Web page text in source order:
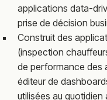
applications data-
prise de décision
Construit des
(inspection
de performance des
éditeur de
utilisées au